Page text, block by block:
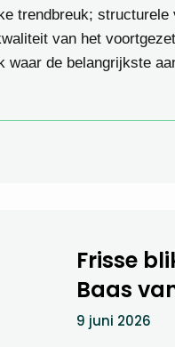
trendbreuk;
van het
waar de belangrijkste
Frisse
Baas
9 juni 2026